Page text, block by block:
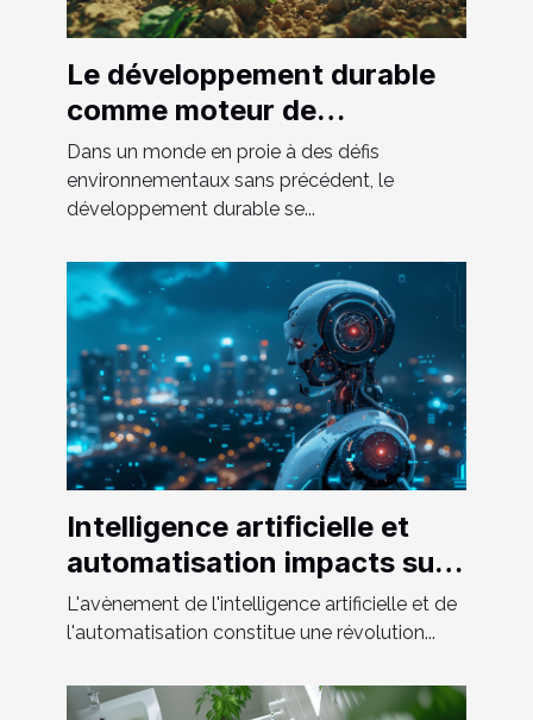
Le développement durable
comme moteur de
croissance économique
dans les pays émergents
Dans un monde en proie à des défis
environnementaux sans précédent, le
développement durable se...
Intelligence artificielle et
automatisation impacts sur
l'emploi et l'économie
globale
L'avènement de l'intelligence artificielle et de
l'automatisation constitue une révolution...